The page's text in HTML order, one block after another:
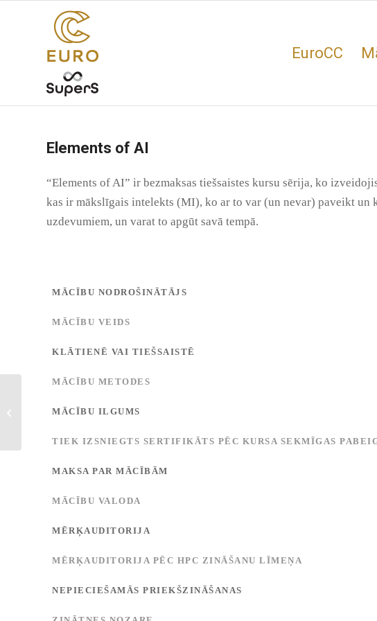
EuroCC
Elements of AI
“Elements of AI” ir bezmaksas tiešsaistes kursu sērija, ko
kas ir mākslīgais intelekts (MI), ko ar to var (un nevar) paveikt un
uzdevumiem, un varat to apgūt savā tempā.
MĀCĪBU NODROŠINĀTĀJS
MĀCĪBU VEIDS
KLĀTIENĒ VAI TIEŠSAISTĒ
MĀCĪBU METODES
MĀCĪBU ILGUMS
TIEK IZSNIEGTS SERTIFIKĀTS PĒC KURSA SEKMĪGAS
MAKSA PAR MĀCĪBĀM
MĀCĪBU VALODA
MĒRĶAUDITORIJA
MĒRĶAUDITORIJA PĒC HPC ZINĀŠANU LĪMEŅA
NEPIECIEŠAMĀS PRIEKŠZINĀŠANAS
Evolūcijas un ģenētiskie